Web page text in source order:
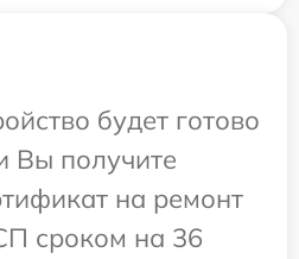
будет готово
Вы получите
на ремонт
сроком на 36